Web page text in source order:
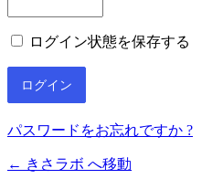
ログイン状態を保存する
パスワードをお忘れですか ?
← きさラボ へ移動